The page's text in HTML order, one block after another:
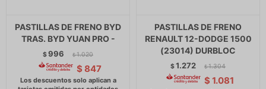
PASTILLAS DE FRENO BYD
TRAS. BYD YUAN PRO -
$996 $ 1.020
$ 847
PASTILLAS DE FRENO
RENAULT 12-DODGE 1500
(23014) DURBLOC
$1.272 $ 1.304
$ 1.081